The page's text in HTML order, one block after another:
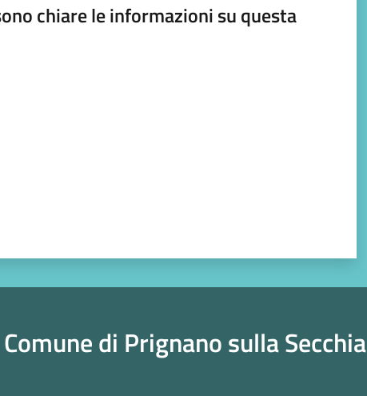
chiare le informazioni su questa
Comune di Prignano sulla Secchia